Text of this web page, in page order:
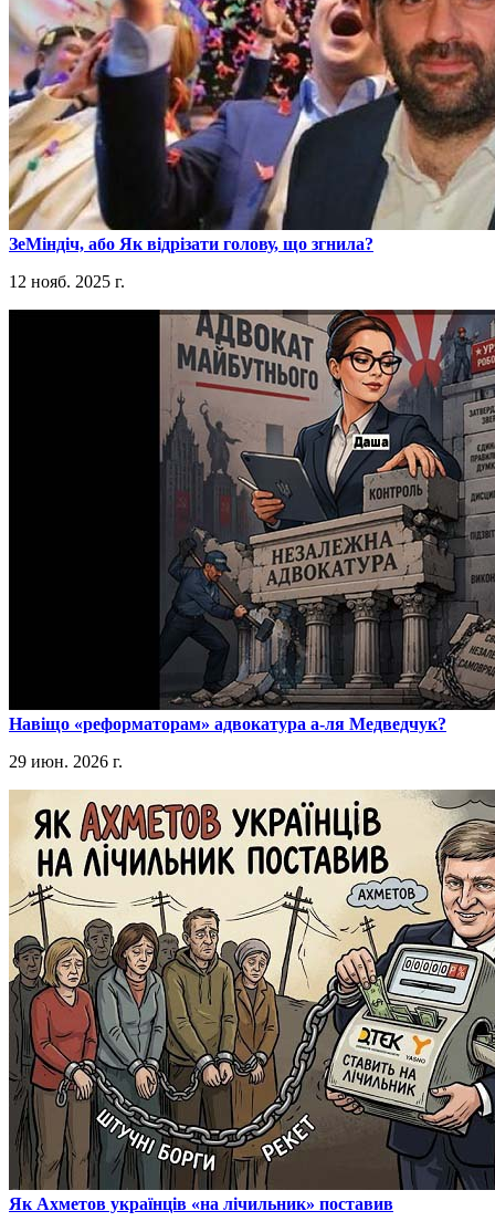
​ЗеМіндіч, або Як відрізати голову, що згнила?
12 нояб. 2025 г.
​Навіщо «реформаторам» адвокатура а-ля Медведчук?
29 июн. 2026 г.
​Як Ахметов українців «на лічильник» поставив